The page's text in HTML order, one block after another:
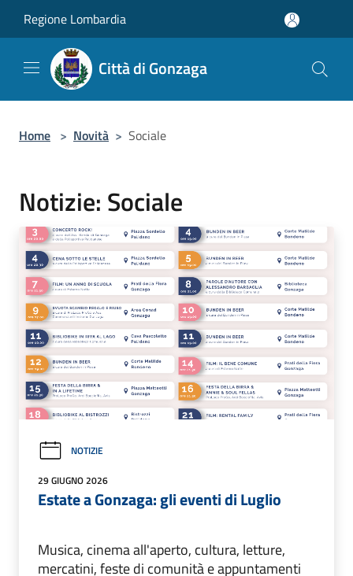
Regione Lombardia
Città di Gonzaga
Home > Novità > Sociale
Notizie: Sociale
NOTIZIE
29 GIUGNO 2026
Estate a Gonzaga: gli eventi di Luglio
Musica, cinema all'aperto, cultura, letture,
mercatini, feste di comunità e appuntamenti